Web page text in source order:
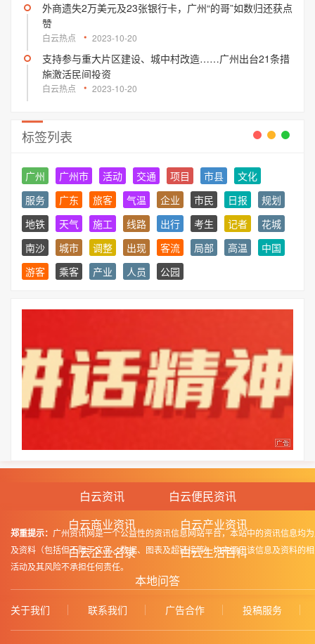
外商遗失2万美元及23张银行卡，广州“的哥”如数归还获点
赞
白云热点 2023-10-20
支持参与重大片区建设、城中村改造……广州出台21条措
施激活民间投资
白云热点 2023-10-20
标签列表
广州 广州市 活动 交通 项目 市县
文化
服务
广东 旅客 气温 企业 市民 日报
规划
地铁
天气 施工 线路 出行 考生 记者
花城
南沙
城市 调整 出现 客流 局部 高温
中国
游客
乘客 产业 人员 公园
白云资讯
白云便民资讯
白云商业资讯
白云产业资讯
白云企业名录
白云生活百科
本地问答
郑重提示： 广州资讯网是一个公益性的资讯信息网站平台，本站中的资讯信息均
及资料（包括但不限于文字、数据、图表及超链接等）均来源于该信息及资料
活动及其风险不承担任何责任。
关于我们 联系我们 广告合作 投稿服务